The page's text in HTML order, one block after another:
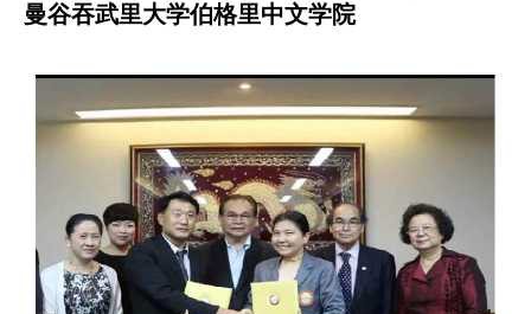
曼谷吞武里大学伯格里中文学院